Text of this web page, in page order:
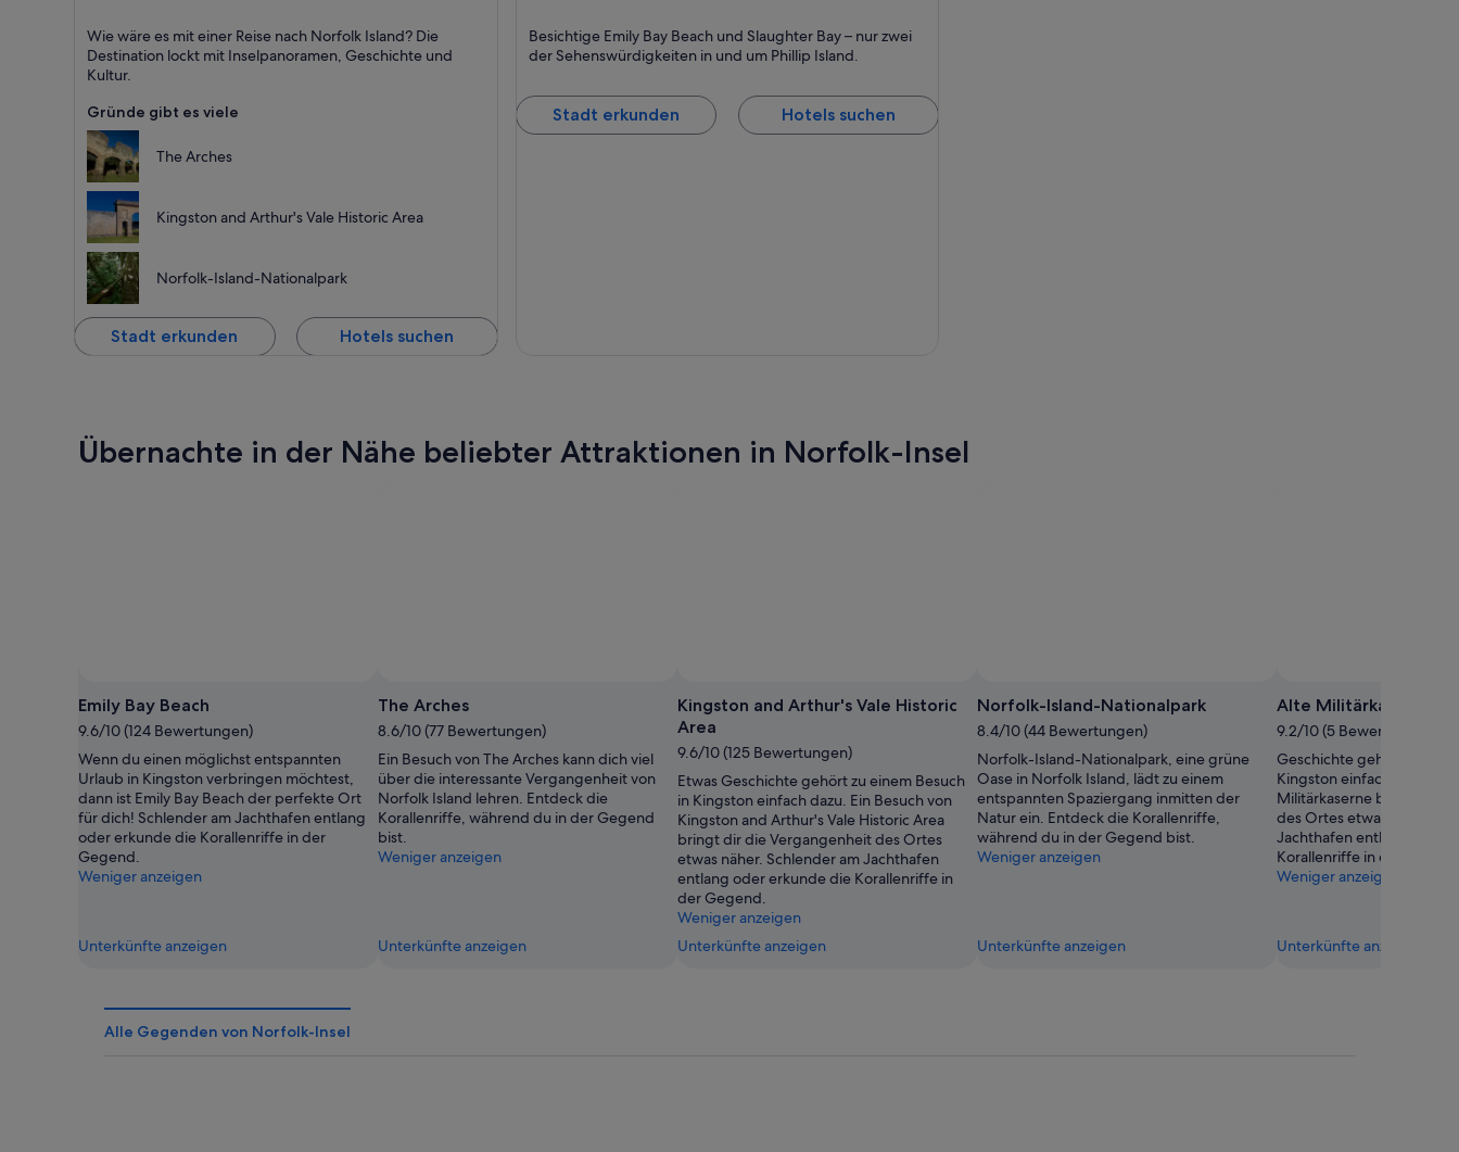
Norfolk Island
Inseln, Historisch und Bootsfahrten
Wie wäre es mit einer Reise nach Norfolk Island? Die
Destination lockt mit Inselpanoramen, Geschichte und
Kultur.
Gründe gibt es viele
The Arches
Kingston and Arthur's Vale Historic Area
Norfolk-Island-Nationalpark
Stadt erkunden Hotels suchen
Phillip Island
Besichtige Emily Bay Beach und Slaughter Bay – nur zwei
der Sehenswürdigkeiten in und um Phillip Island.
Stadt erkunden Hotels suchen
Übernachte in der Nähe beliebter Attraktionen in Norfolk-Insel
Emily Bay Beach
9.6/10 (124 Bewertungen)
Wenn du einen möglichst entspannten
Urlaub in Kingston verbringen möchtest,
dann ist Emily Bay Beach der perfekte Ort
für dich! Schlender am Jachthafen entlang
oder erkunde die Korallenriffe in der
Gegend.
Weniger anzeigen
Unterkünfte anzeigen
The Arches
8.6/10 (77 Bewertungen)
Ein Besuch von The Arches kann dich viel
über die interessante Vergangenheit von
Norfolk Island lehren. Entdeck die
Korallenriffe, während du in der Gegend
bist.
Weniger anzeigen
Unterkünfte anzeigen
Kingston and Arthur's Vale Historic
Area
9.6/10 (125 Bewertungen)
Etwas Geschichte gehört zu einem Besuch
in Kingston einfach dazu. Ein Besuch von
Kingston and Arthur's Vale Historic Area
bringt dir die Vergangenheit des Ortes
etwas näher. Schlender am Jachthafen
entlang oder erkunde die Korallenriffe in
der Gegend.
Weniger anzeigen
Unterkünfte anzeigen
Norfolk-Island-Nationalpark
8.4/10 (44 Bewertungen)
Norfolk-Island-Nationalpark, eine grüne
Oase in Norfolk Island, lädt zu einem
entspannten Spaziergang inmitten der
Natur ein. Entdeck die Korallenriffe,
während du in der Gegend bist.
Weniger anzeigen
Unterkünfte anzeigen
Alte Militärkaserne
9.2/10 (5 Bewertungen)
Geschichte gehört zu
Kingston einfach dazu.
Militärkaserne bringt dir
des Ortes etwas näher.
Jachthafen entlang oder
Korallenriffe in der
Weniger anzeigen
Unterkünfte anzeigen
Alle Gegenden von Norfolk-Insel